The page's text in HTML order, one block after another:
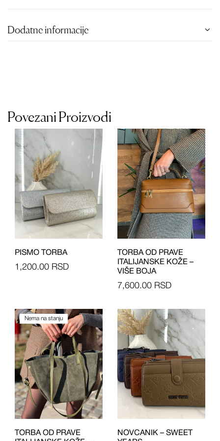
Dodatne informacije
Povezani Proizvodi
PISMO TORBA
1,200.00 RSD
TORBA OD PRAVE
ITALIJANSKE KOŽE –
VIŠE BOJA
7,600.00 RSD
Nema na stanju
TORBA OD PRAVE
NOVCANIK – SWEET